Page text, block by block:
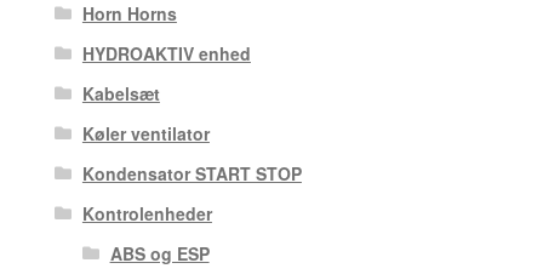
Horn Horns
HYDROAKTIV enhed
Kabelsæt
Køler ventilator
Kondensator START STOP
Kontrolenheder
ABS og ESP